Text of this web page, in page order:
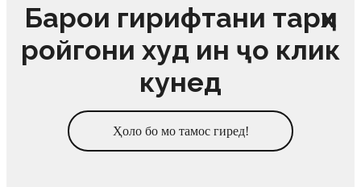
Барои гирифтани тарҳи
ройгони худ ин ҷо клик
кунед
Ҳоло бо мо тамос гиред!